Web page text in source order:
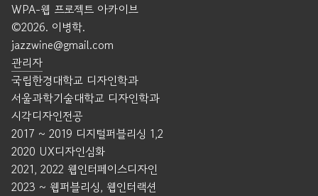
WPA-웹 프로젝트 아카이브
©2026. 이병학.
jazzwine@gmail.com
관리자
국립한경대학교 디자인학과
서울과학기술대학교 디자인학과
시각디자인전공
2017 ~ 2019 디지털퍼블리싱 1,2
2020 UX디자인심화
2021, 2022 웹인터페이스디자인
2023 ~ 웹퍼블리싱, 웹인터랙션